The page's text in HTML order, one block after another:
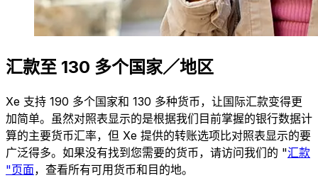
汇款至 130 多个国家／地区
Xe 支持 190 多个国家和 130 多种货币，让国际汇款变得更
加简单。虽然对照表显示的是根据我们目前掌握的银行数据计
算的主要货币汇率，但 Xe 提供的转账选项比对照表显示的要
广泛得多。如果没有找到您需要的货币，请访问我们的 "汇款
"页面，查看所有可用货币和目的地。